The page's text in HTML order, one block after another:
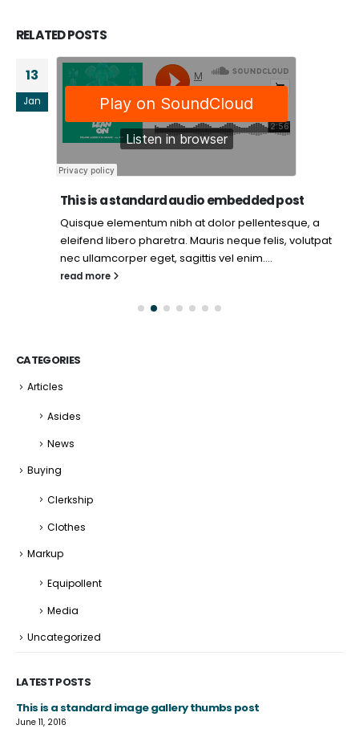
RELATEDPOSTS
13
Jan
This is a standard audio embedded post
Quisque elementum nibh at dolor pellentesque, a
eleifend libero pharetra. Mauris neque felis, volutpat
nec ullamcorper eget, sagittis vel enim....
read more
CATEGORIES
Articles
Asides
News
Buying
Clerkship
Clothes
Markup
Equipollent
Media
Uncategorized
LATEST POSTS
This is a standard image gallery thumbs post
June 11, 2016